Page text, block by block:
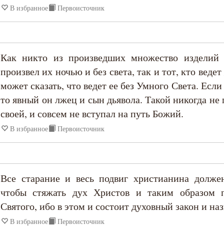
В избранное Первоисточник
Как никто из произведших множество изделий
произвел их ночью и без света, так и тот, кто
может сказать, что ведет ее без Умного Света. Если
то явный он лжец и сын дьявола. Такой никогда
своей, и совсем не вступал на путь Божий.
В избранное Первоисточник
Все старание и весь подвиг христианина
чтобы стяжать дух Христов и таким образом
Святого, ибо в этом и состоит духовный закон и
В избранное Первоисточник